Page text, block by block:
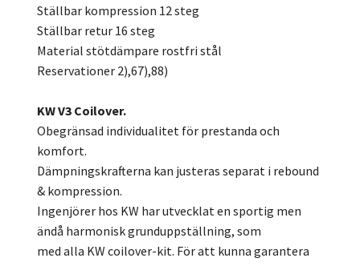
Ställbar kompression 12 steg
Ställbar retur 16 steg
Material stötdämpare rostfri stål
Reservationer 2),67),88)
KW V3 Coilover.
Obegränsad individualitet för prestanda och
komfort.
Dämpningskrafterna kan justeras separat i rebound
& kompression.
Ingenjörer hos KW har utvecklat en sportig men
ändå harmonisk grunduppställning, som
med alla KW coilover-kit. För att kunna garantera